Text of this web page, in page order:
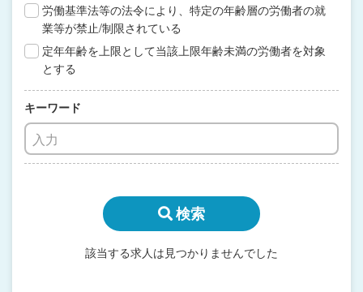
労働基準法等の法令により、特定の年齢層の労働者の就
業等が禁止/制限されている
定年年齢を上限として当該上限年齢未満の労働者を対象
とする
キーワード
検索
該当する求人は見つかりませんでした